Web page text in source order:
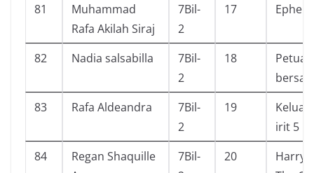
81
Muhammad
Rafa Akilah Siraj
7Bil-
2
17
82 Nadia salsabilla
7Bil-
2
18
83
Rafa Aldeandra
7Bil-
2
19
irit 5
84
Regan Shaquille
7Bil-
20
Harry